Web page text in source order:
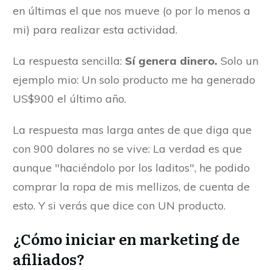
en últimas el que nos mueve (o por lo menos a
mi) para realizar esta actividad.
La respuesta sencilla: Sí genera dinero. Solo un
ejemplo mio: Un solo producto me ha generado
US$900 el último año.
La respuesta mas larga antes de que diga que
con 900 dolares no se vive: La verdad es que
aunque "haciéndolo por los laditos", he podido
comprar la ropa de mis mellizos, de cuenta de
esto. Y si verás que dice con UN producto.
¿Cómo iniciar en marketing de
afiliados?